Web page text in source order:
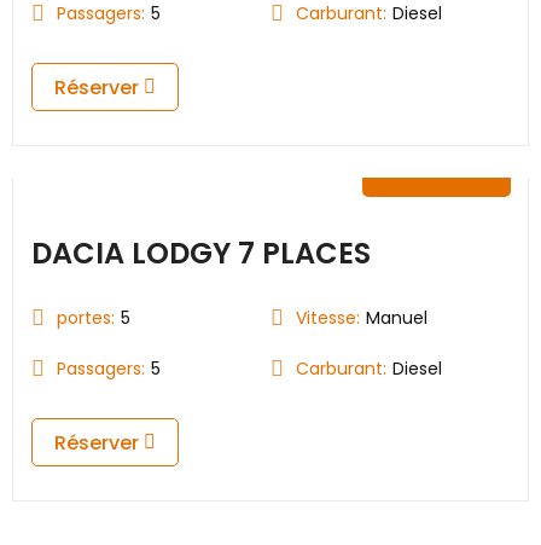
Passagers: 5 Carburant: Diesel
Réserver
DACIA LODGY 7 PLACES
portes: 5 Vitesse: Manuel
Passagers: 5 Carburant: Diesel
Réserver